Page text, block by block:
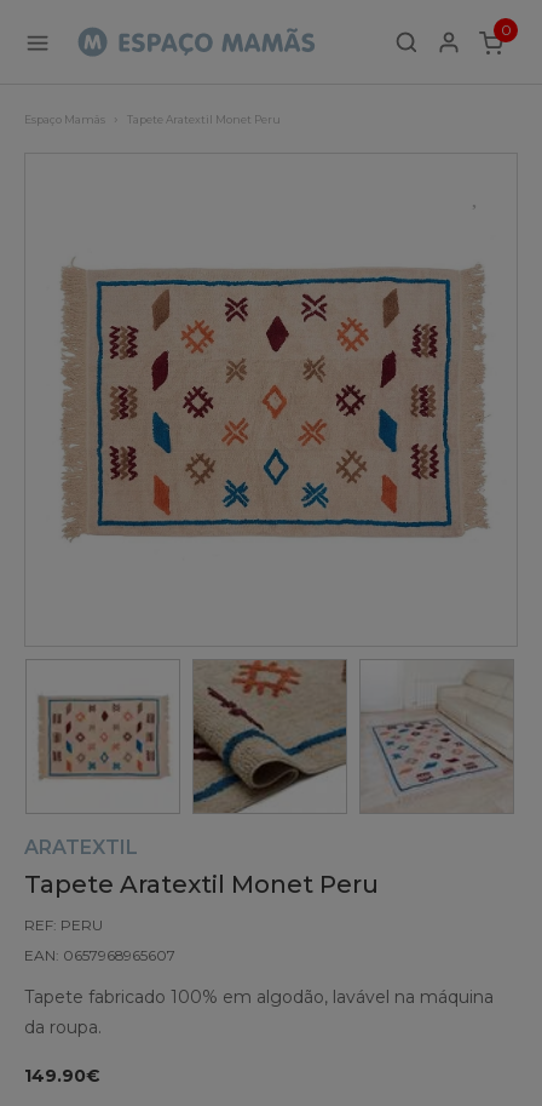
0
ITEMS
Espaço Mamãs Tapete Aratextil Monet Peru
ARATEXTIL
Tapete Aratextil Monet Peru
REF: PERU
EAN: 0657968965607
Tapete fabricado 100% em algodão, lavável na máquina
da roupa.
149.90€